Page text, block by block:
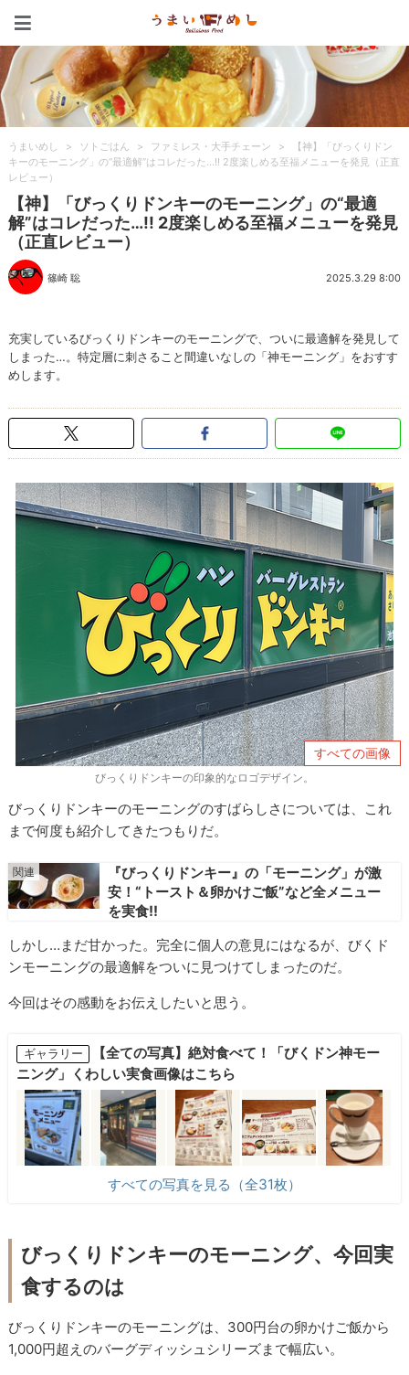
うまいめし > ソトごはん > ファミレス・大手チェーン >
【神】「びっくりドン
キーのモーニング」の“最適解”はコレだった…!! 2度楽しめる至福メニューを発見（正直
レビュー）
【神】「びっくりドンキーのモーニング」の“最適
解”はコレだった…!! 2度楽しめる至福メニューを発見
（正直レビュー）
篠崎 聡 2025.3.29 8:00
充実しているびっくりドンキーのモーニングで、ついに最適解を発見して
しまった…。特定層に刺さること間違いなしの「神モーニング」をおすす
めします。
すべての画像
びっくりドンキーの印象的なロゴデザイン。
びっくりドンキーのモーニングのすばらしさについては、これ
まで何度も紹介してきたつもりだ。
『びっくりドンキー』の「モーニング」が激
安！“トースト＆卵かけご飯”など全メニュー
を実食!!
しかし…まだ甘かった。完全に個人の意見にはなるが、びくド
ンモーニングの最適解をついに見つけてしまったのだ。
今回はその感動をお伝えしたいと思う。
ギャラリー
【全ての写真】絶対食べて！「びくドン神モー
ニング」くわしい実食画像はこちら
すべての写真を見る（全31枚）
びっくりドンキーのモーニング、今回実
食するのは
びっくりドンキーのモーニングは、300円台の卵かけご飯から
1,000円超えのバーグディッシュシリーズまで幅広い。